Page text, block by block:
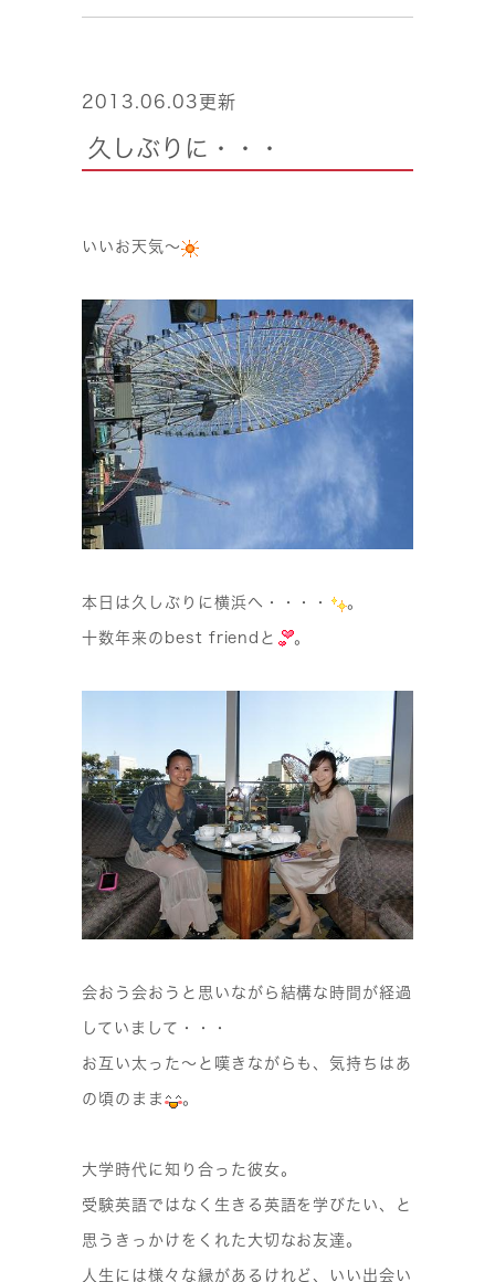
2013.06.03更新
久しぶりに・・・
いいお天気〜
本日は久しぶりに横浜へ・・・・ 。
十数年来のbest friendと 。
会おう会おうと思いながら結構な時間が経過
していまして・・・
お互い太った〜と嘆きながらも、気持ちはあ
の頃のまま 。
大学時代に知り合った彼女。
受験英語ではなく生きる英語を学びたい、と
思うきっかけをくれた大切なお友達。
人生には様々な縁があるけれど、いい出会い